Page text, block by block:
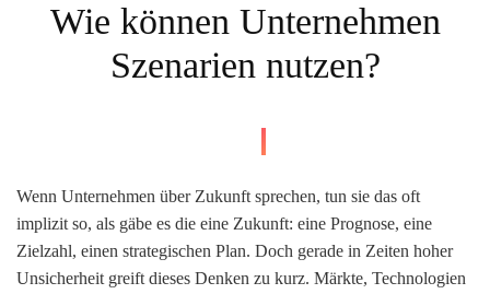
Wie können Unternehmen
Szenarien nutzen?
Wenn Unternehmen über Zukunft sprechen, tun sie das oft
implizit so, als gäbe es die eine Zukunft: eine Prognose, eine
Zielzahl, einen strategischen Plan. Doch gerade in Zeiten hoher
Unsicherheit greift dieses Denken zu kurz. Märkte, Technologien